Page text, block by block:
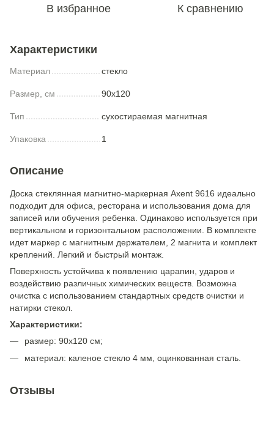
В избранное К сравнению
Характеристики
Материал стекло
Размер, см 90x120
Тип сухостираемая магнитная
Упаковка 1
Описание
Доска стеклянная магнитно-маркерная Axent 9616 идеально
подходит для офиса, ресторана и использования дома для
записей или обучения ребенка. Одинаково используется при
вертикальном и горизонтальном расположении. В комплекте
идет маркер с магнитным держателем, 2 магнита и комплект
креплений. Легкий и быстрый монтаж.
Поверхность устойчива к появлению царапин, ударов и
воздействию различных химических веществ. Возможна
очистка с использованием стандартных средств очистки и
натирки стекол.
Характеристики:
размер: 90x120 см;
материал: каленое стекло 4 мм, оцинкованная сталь.
Отзывы